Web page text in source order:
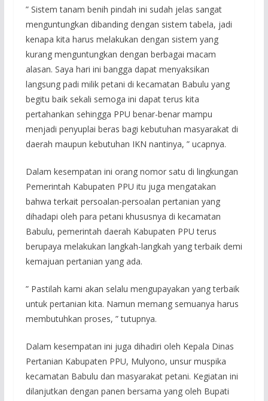
” Sistem tanam benih pindah ini sudah jelas sangat
menguntungkan dibanding dengan sistem tabela, jadi
kenapa kita harus melakukan dengan sistem yang
kurang menguntungkan dengan berbagai macam
alasan. Saya hari ini bangga dapat menyaksikan
langsung padi milik petani di kecamatan Babulu yang
begitu baik sekali semoga ini dapat terus kita
pertahankan sehingga PPU benar-benar mampu
menjadi penyuplai beras bagi kebutuhan masyarakat di
daerah maupun kebutuhan IKN nantinya, ” ucapnya.
Dalam kesempatan ini orang nomor satu di lingkungan
Pemerintah Kabupaten PPU itu juga mengatakan
bahwa terkait persoalan-persoalan pertanian yang
dihadapi oleh para petani khususnya di kecamatan
Babulu, pemerintah daerah Kabupaten PPU terus
berupaya melakukan langkah-langkah yang terbaik demi
kemajuan pertanian yang ada.
” Pastilah kami akan selalu mengupayakan yang terbaik
untuk pertanian kita. Namun memang semuanya harus
membutuhkan proses, ” tutupnya.
Dalam kesempatan ini juga dihadiri oleh Kepala Dinas
Pertanian Kabupaten PPU, Mulyono, unsur muspika
kecamatan Babulu dan masyarakat petani. Kegiatan ini
dilanjutkan dengan panen bersama yang oleh Bupati